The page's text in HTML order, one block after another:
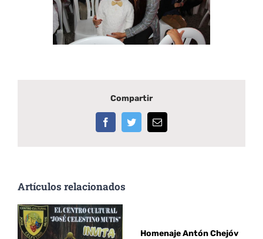
Compartir
FacebookTwitterCorreo
electrónico
Artículos relacionados
Homenaje Antón Chejóv